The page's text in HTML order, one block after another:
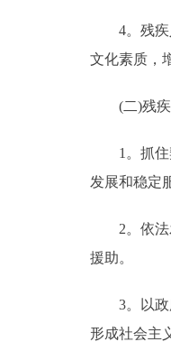
4。残疾人
文化素质，
(二)残疾
1。抓住契
发展和稳定
2。依法发
援助。
3。以政府
形成社会主